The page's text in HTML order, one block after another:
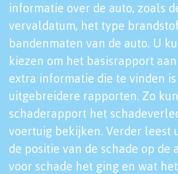
informatie over de auto, zoals
vervaldatum, het type
bandenmaten van de auto. U
kiezen om het basisrapport
extra informatie die te vinden
uitgebreidere rapporten. Zo
schaderapport het
voertuig bekijken. Verder leest
de positie van de schade op de
voor schade het ging en wat het